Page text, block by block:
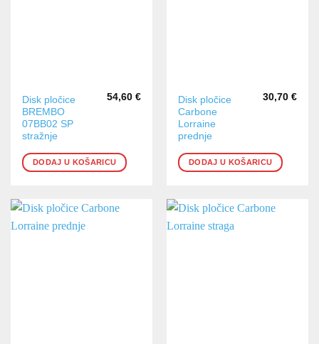
Disk pločice
BREMBO
07BB02 SP
stražnje
54,60 €
DODAJ U KOŠARICU
Disk pločice
Carbone
Lorraine
prednje
30,70 €
DODAJ U KOŠARICU